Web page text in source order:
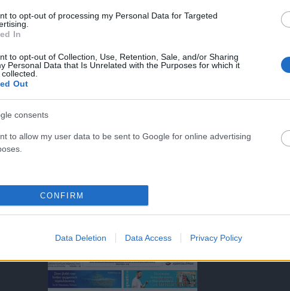
to opt-out of processing my Personal Data for Targeted
In
to opt-out of Collection, Use, Retention, Sale, and/or Sharing
Personal Data that Is Unrelated with the Purposes for which it
Out
consents
to allow my user data to be sent to Google for online advertising
CONFIRM
Data Deletion Data Access Privacy Policy